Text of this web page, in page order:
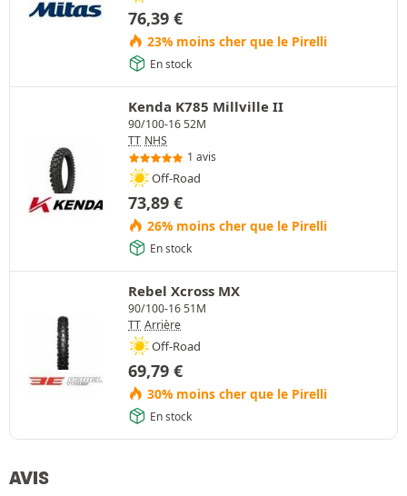
76,39 €
23% moins cher que le Pirelli
En stock
Kenda K785 Millville II
90/100-16 52M
TT NHS
1 avis
Off-Road
73,89 €
26% moins cher que le Pirelli
En stock
Rebel Xcross MX
90/100-16 51M
TT Arrière
Off-Road
69,79 €
30% moins cher que le Pirelli
En stock
AVIS